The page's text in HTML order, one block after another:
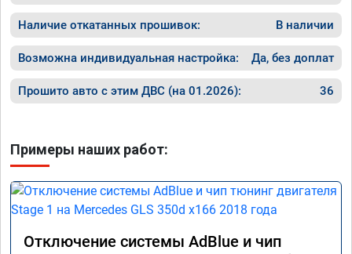
Наличие откатанных прошивок: В наличии
Возможна индивидуальная настройка: Да, без доплат
Прошито авто с этим ДВС (на 01.2026): 36
Примеры наших работ:
Отключение системы AdBlue и чип